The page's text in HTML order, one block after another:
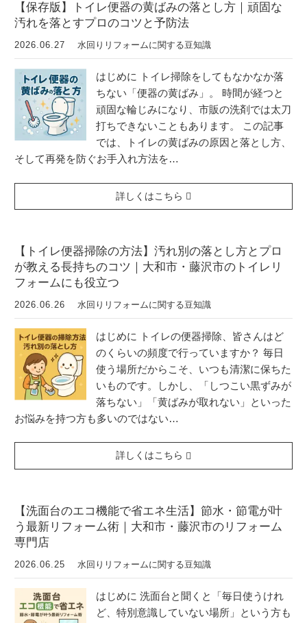
【保存版】トイレ便器の黄ばみの落とし方｜頑固な
汚れを落とすプロのコツと予防法
2026.06.27 水回りリフォームに関する豆知識
はじめに トイレ掃除をしてもなかなか落
ちない「便器の黄ばみ」。 時間が経つと
頑固な輪じみになり、市販の洗剤では太刀
打ちできないこともあります。 この記事
では、トイレの黄ばみの原因と落とし方、
そして再発を防ぐお手入れ方法を…
詳しくはこちら
【トイレ便器掃除の方法】汚れ別の落とし方とプロ
が教える長持ちのコツ｜大和市・藤沢市のトイレリ
フォームにも役立つ
2026.06.26 水回りリフォームに関する豆知識
はじめに トイレの便器掃除、皆さんはど
のくらいの頻度で行っていますか？ 毎日
使う場所だからこそ、いつも清潔に保ちた
いものです。しかし、「しつこい黒ずみが
落ちない」「黄ばみが取れない」といった
お悩みを持つ方も多いのではない…
詳しくはこちら
【洗面台のエコ機能で省エネ生活】節水・節電が叶
う最新リフォーム術｜大和市・藤沢市のリフォーム
専門店
2026.06.25 水回りリフォームに関する豆知識
はじめに 洗面台と聞くと「毎日使うけれ
ど、特別意識していない場所」という方も